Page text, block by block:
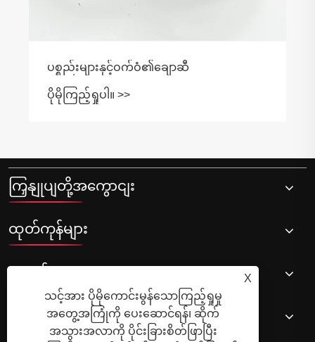
ကြှနျုပျတို့အကွောငျး
ထုတ်ကုန်များ
သတင်း
ကြှနျုပျတို့ကိုဆကျသှယျရနျ
X
သင့်အား ပိုမိုကောင်းမွန်သောကြည့်ရှုမှု
အတွေ့အကြုံကို ပေးဆောင်ရန်၊ ဆိုက်
အသွားအလာကို ပိုင်းခြားစိတ်ဖြာပြီး